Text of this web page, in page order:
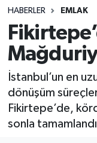
HABERLER EMLAK
İstanbul’un en
dönüşüm
Fikirtepe’de,
sonla
Trafik Durumu
Süper Lig
Tüm
Son Dakika